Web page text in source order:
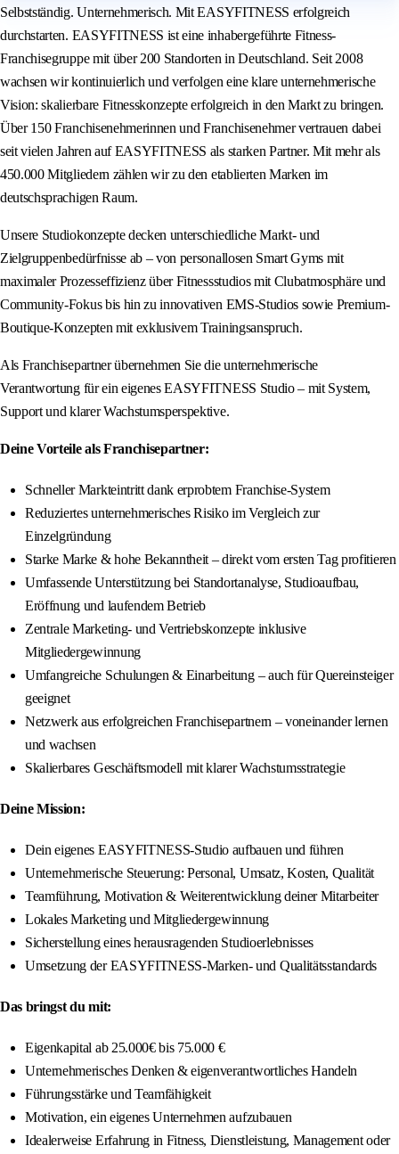
Selbstständig. Unternehmerisch. Mit EASYFITNESS erfolgreich
durchstarten. EASYFITNESS ist eine inhabergeführte Fitness-
Franchisegruppe mit über 200 Standorten in Deutschland. Seit 2008
wachsen wir kontinuierlich und verfolgen eine klare unternehmerische
Vision: skalierbare Fitnesskonzepte erfolgreich in den Markt zu bringen.
Über 150 Franchisenehmerinnen und Franchisenehmer vertrauen dabei
seit vielen Jahren auf EASYFITNESS als starken Partner. Mit mehr als
450.000 Mitgliedern zählen wir zu den etablierten Marken im
deutschsprachigen Raum.
Unsere Studiokonzepte decken unterschiedliche Markt- und
Zielgruppenbedürfnisse ab – von personallosen Smart Gyms mit
maximaler Prozesseffizienz über Fitnessstudios mit Clubatmosphäre und
Community-Fokus bis hin zu innovativen EMS-Studios sowie Premium-
Boutique-Konzepten mit exklusivem Trainingsanspruch.
Als Franchisepartner übernehmen Sie die unternehmerische
Verantwortung für ein eigenes EASYFITNESS Studio – mit System,
Support und klarer Wachstumsperspektive.
Deine Vorteile als Franchisepartner:
Schneller Markteintritt dank erprobtem Franchise-System
Reduziertes unternehmerisches Risiko im Vergleich zur
Einzelgründung
Starke Marke & hohe Bekanntheit – direkt vom ersten Tag profitieren
Umfassende Unterstützung bei Standortanalyse, Studioaufbau,
Eröffnung und laufendem Betrieb
Zentrale Marketing- und Vertriebskonzepte inklusive
Mitgliedergewinnung
Umfangreiche Schulungen & Einarbeitung – auch für Quereinsteiger
geeignet
Netzwerk aus erfolgreichen Franchisepartnern – voneinander lernen
und wachsen
Skalierbares Geschäftsmodell mit klarer Wachstumsstrategie
Deine Mission:
Dein eigenes EASYFITNESS-Studio aufbauen und führen
Unternehmerische Steuerung: Personal, Umsatz, Kosten, Qualität
Teamführung, Motivation & Weiterentwicklung deiner Mitarbeiter
Lokales Marketing und Mitgliedergewinnung
Sicherstellung eines herausragenden Studioerlebnisses
Umsetzung der EASYFITNESS-Marken- und Qualitätsstandards
Das bringst du mit:
Eigenkapital ab 25.000€ bis 75.000 €
Unternehmerisches Denken & eigenverantwortliches Handeln
Führungsstärke und Teamfähigkeit
Motivation, ein eigenes Unternehmen aufzubauen
Idealerweise Erfahrung in Fitness, Dienstleistung, Management oder